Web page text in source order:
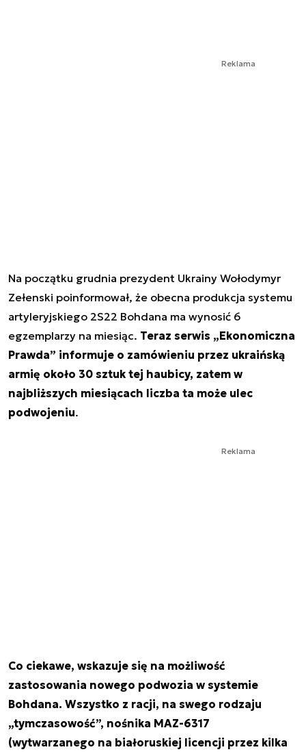
Reklama
Na początku grudnia prezydent Ukrainy Wołodymyr
Zełenski poinformował, że obecna produkcja systemu
artyleryjskiego 2S22 Bohdana ma wynosić 6
egzemplarzy na miesiąc. Teraz serwis „Ekonomiczna
Prawda” informuje o zamówieniu przez ukraińską
armię około 30 sztuk tej haubicy, zatem w
najbliższych miesiącach liczba ta może ulec
podwojeniu.
Reklama
Co ciekawe, wskazuje się na możliwość
zastosowania nowego podwozia w systemie
Bohdana. Wszystko z racji, na swego rodzaju
„tymczasowość”, nośnika MAZ-6317
(wytwarzanego na białoruskiej licencji przez kilka